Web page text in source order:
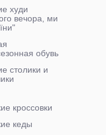
худи
вечора, ми
обувь
столики и
кроссовки
кеды